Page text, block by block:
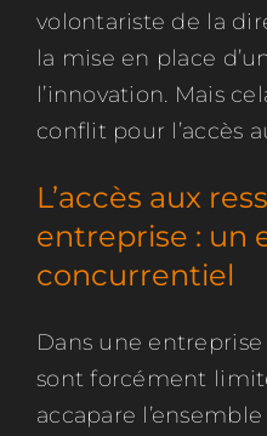
volontariste de la
la mise en place
l’innovation. Mais
conflit pour l’accès
L’accès aux
entreprise : un
concurrentiel
Dans une
sont forcément
accapare